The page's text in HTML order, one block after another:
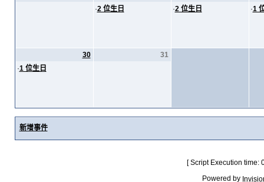
·2 位生日
·2 位生日 ·1
30
·1 位生日
31
新增事件
[ Script Execution
Powered by